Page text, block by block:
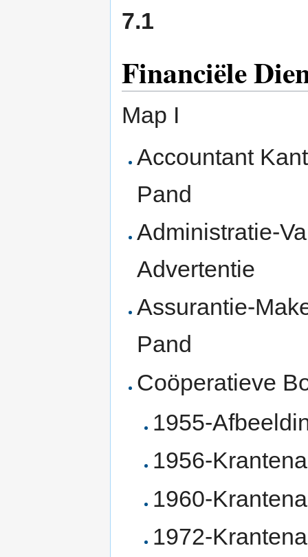
7.1
Financiële
Map I
Accountant
Pand
Administratie-
Advertentie
Assurantie-
Pand
Coöperatieve
1955-
1956-
1960-
1972-